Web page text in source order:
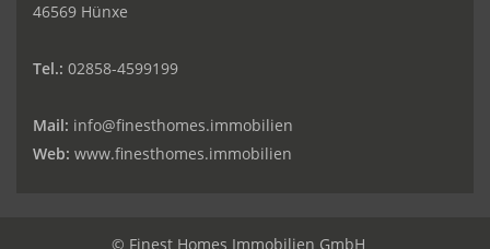
46569 Hünxe
Tel.: 02858-4599199
Mail: info@finesthomes.immobilien
Web: www.finesthomes.immobilien
© Finest Homes Immobilien GmbH